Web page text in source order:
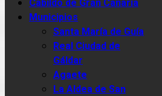
Cabildo de Gran Canaria
Municipios
Santa María de Guía
Real Ciudad de
Gáldar
Agaete
La Aldea de San